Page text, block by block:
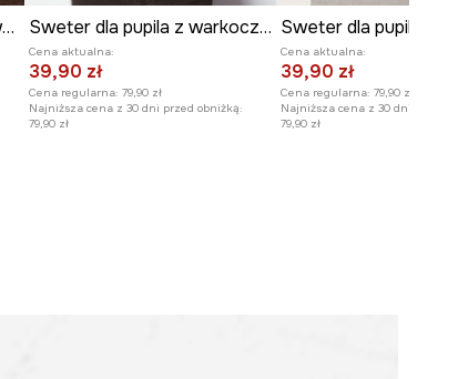
Sweter dla pupila żakardowy wzorzysty Sweter dla pupila z warkoczowym splotem
Cena aktualna:
39,90 zł
Cena regularna: 79,90 zł
Najniższa cena z 30 dni przed obniżką:
79,90 zł
Cena aktualna:
39,90 zł
Cena regularna: 79,90 zł
Najniższa cena z 30 dni przed
79,90 zł